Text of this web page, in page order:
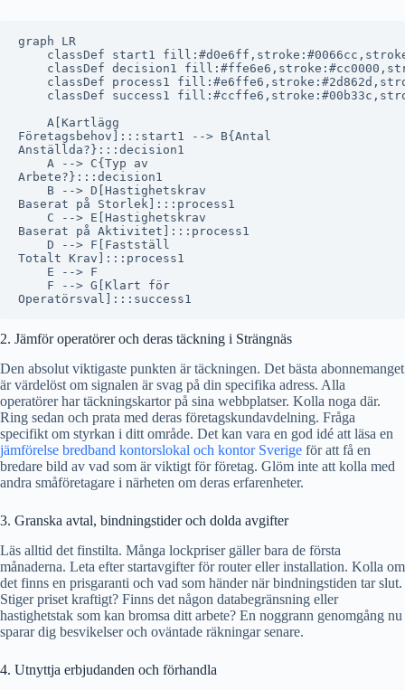
graph LR
classDef start1
classDef decision1
classDef process1
classDef success1
    A[Kartlägg
Företagsbehov]:::start1 --> B{Antal
Anställda?}:::decision1
    A --> C{Typ av
Arbete?}:::decision1
    B --> D[Hastighetskrav
Baserat på Storlek]:::process1
    C --> E[Hastighetskrav
Baserat på Aktivitet]:::process1
    D --> F[Fastställ
Totalt Krav]:::process1
    E --> F
    F --> G[Klart för
2. Jämför operatörer och deras täckning i Strängnäs
Den absolut viktigaste punkten är täckningen. Det bästa abonnemanget
är värdelöst om signalen är svag på din specifika adress. Alla
operatörer har täckningskartor på sina webbplatser. Kolla noga där.
Ring sedan och prata med deras företagskundavdelning. Fråga
specifikt om styrkan i ditt område. Det kan vara en god idé att läsa en
jämförelse bredband kontorslokal och kontor Sverige för att få en
bredare bild av vad som är viktigt för företag. Glöm inte att kolla med
andra småföretagare i närheten om deras erfarenheter.
3. Granska avtal, bindningstider och dolda avgifter
Läs alltid det finstilta. Många lockpriser gäller bara de första
månaderna. Leta efter startavgifter för router eller installation. Kolla om
det finns en prisgaranti och vad som händer när bindningstiden tar slut.
Stiger priset kraftigt? Finns det någon databegränsning eller
hastighetstak som kan bromsa ditt arbete? En noggrann genomgång nu
sparar dig besvikelser och oväntade räkningar senare.
4. Utnyttja erbjudanden och förhandla